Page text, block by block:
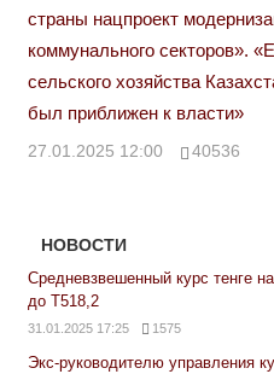
страны нацпроект
коммунального секторов».
сельского хозяйства
был приближен к власти»
27.01.2025 12:00 40536
НОВОСТИ
Средневзвешенный курс тенге
до Т518,2
31.01.2025 17:25 1575
Экс-руководителю управления